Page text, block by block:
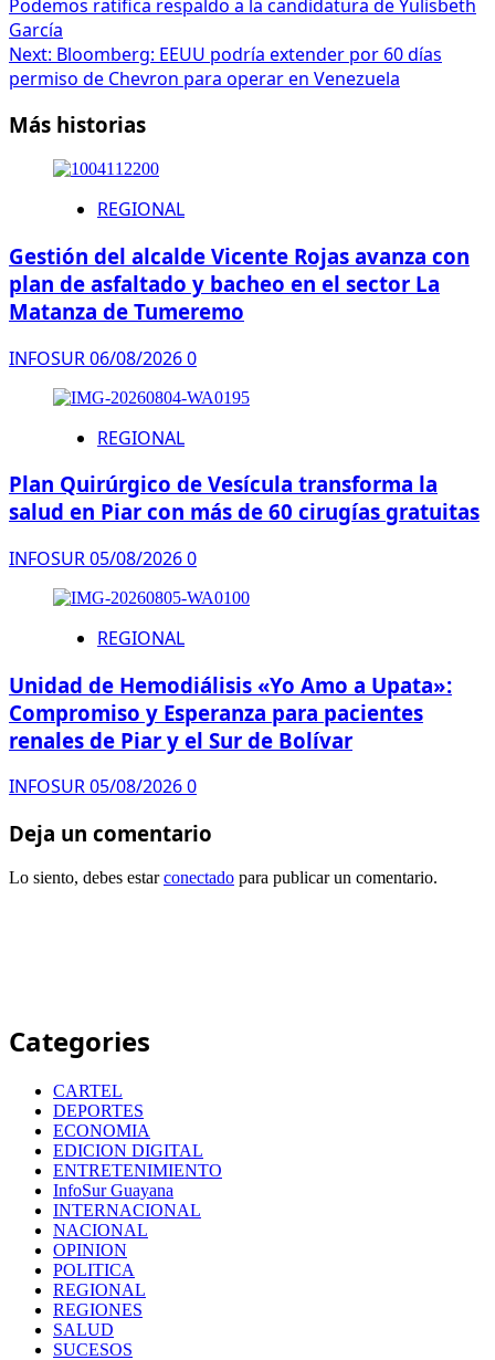
Podemos ratifica respaldo a la candidatura de Yulisbeth
García
Next: Bloomberg: EEUU podría extender por 60 días
permiso de Chevron para operar en Venezuela
Más historias
REGIONAL
Gestión del alcalde Vicente Rojas avanza con
plan de asfaltado y bacheo en el sector La
Matanza de Tumeremo
INFOSUR06/08/20260
REGIONAL
Plan Quirúrgico de Vesícula transforma la
salud en Piar con más de 60 cirugías gratuitas
INFOSUR05/08/20260
REGIONAL
Unidad de Hemodiálisis «Yo Amo a Upata»:
Compromiso y Esperanza para pacientes
renales de Piar y el Sur de Bolívar
INFOSUR05/08/20260
Deja un comentario
Lo siento, debes estarconectado para publicar un comentario.
Categories
CARTEL
DEPORTES
ECONOMIA
EDICION DIGITAL
ENTRETENIMIENTO
InfoSur Guayana
INTERNACIONAL
NACIONAL
OPINION
POLITICA
REGIONAL
REGIONES
SALUD
SUCESOS